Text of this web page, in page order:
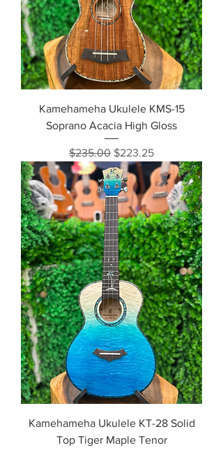
Kamehameha Ukulele KMS-15
Soprano Acacia High Gloss
通常価格
$235.00 セール価格
$223.25
Kamehameha Ukulele KT-28 Solid
Top Tiger Maple Tenor